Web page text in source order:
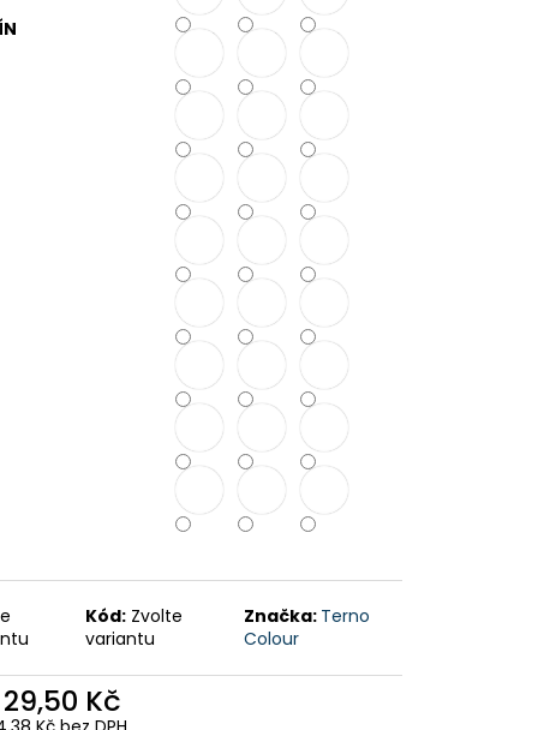
Kód: Zvolte
variantu
Značka: Terno
Colour
29,50 Kč